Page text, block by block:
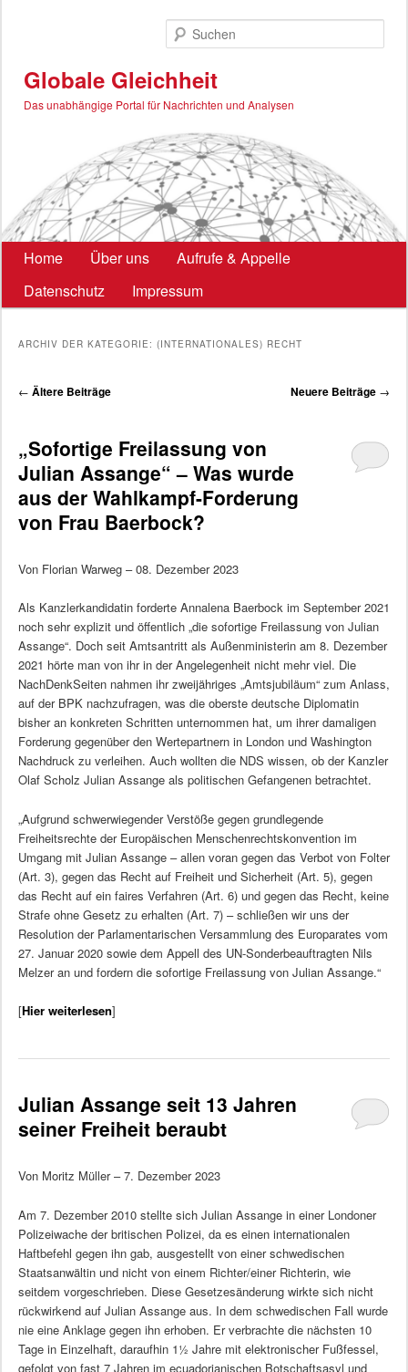
Globale Gleichheit
Das unabhängige Portal für Nachrichten und Analysen
Hauptmenü
Home Über uns
Aufrufe & Appelle
Datenschutz
Impressum
ARCHIV DER KATEGORIE: (INTERNATIONALES) RECHT
Beitragsnavigation
← Ältere Beiträge Neuere Beiträge →
„Sofortige Freilassung von
Julian Assange“ – Was wurde
aus der Wahlkampf-Forderung
von Frau Baerbock?
Von Florian Warweg – 08. Dezember 2023
Als Kanzlerkandidatin forderte Annalena Baerbock im September 2021
noch sehr explizit und öffentlich „die sofortige Freilassung von Julian
Assange“. Doch seit Amtsantritt als Außenministerin am 8. Dezember
2021 hörte man von ihr in der Angelegenheit nicht mehr viel. Die
NachDenkSeiten nahmen ihr zweijähriges „Amtsjubiläum“ zum Anlass,
auf der BPK nachzufragen, was die oberste deutsche Diplomatin
bisher an konkreten Schritten unternommen hat, um ihrer damaligen
Forderung gegenüber den Wertepartnern in London und Washington
Nachdruck zu verleihen. Auch wollten die NDS wissen, ob der Kanzler
Olaf Scholz Julian Assange als politischen Gefangenen betrachtet.
„Aufgrund schwerwiegender Verstöße gegen grundlegende
Freiheitsrechte der Europäischen Menschenrechtskonvention im
Umgang mit Julian Assange – allen voran gegen das Verbot von Folter
(Art. 3), gegen das Recht auf Freiheit und Sicherheit (Art. 5), gegen
das Recht auf ein faires Verfahren (Art. 6) und gegen das Recht, keine
Strafe ohne Gesetz zu erhalten (Art. 7) – schließen wir uns der
Resolution der Parlamentarischen Versammlung des Europarates vom
27. Januar 2020 sowie dem Appell des UN-Sonderbeauftragten Nils
Melzer an und fordern die sofortige Freilassung von Julian Assange.“
[Hier weiterlesen]
Julian Assange seit 13 Jahren
seiner Freiheit beraubt
Von Moritz Müller – 7. Dezember 2023
Am 7. Dezember 2010 stellte sich Julian Assange in einer Londoner
Polizeiwache der britischen Polizei, da es einen internationalen
Haftbefehl gegen ihn gab, ausgestellt von einer schwedischen
Staatsanwältin und nicht von einem Richter/einer Richterin, wie
seitdem vorgeschrieben. Diese Gesetzesänderung wirkte sich nicht
rückwirkend auf Julian Assange aus. In dem schwedischen Fall wurde
nie eine Anklage gegen ihn erhoben. Er verbrachte die nächsten 10
Tage in Einzelhaft, daraufhin 1½ Jahre mit elektronischer Fußfessel,
gefolgt von fast 7 Jahren im ecuadorianischen Botschaftsasyl und